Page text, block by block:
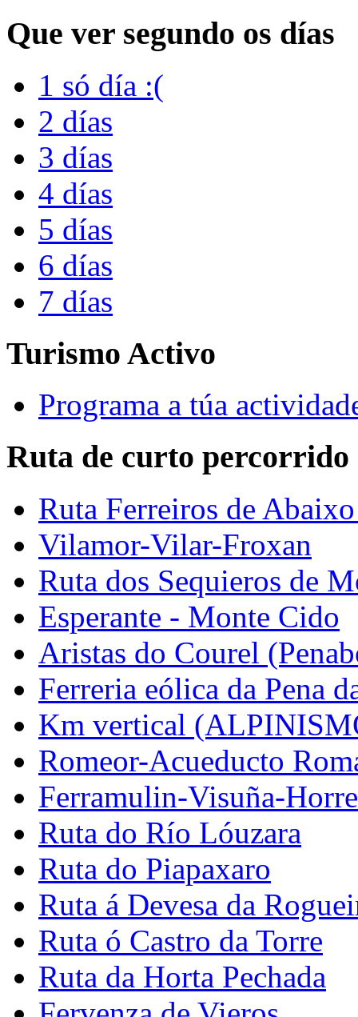
Que ver segundo os días
1 só día :(
2 días
3 días
4 días
5 días
6 días
7 días
Turismo Activo
Programa a túa
Ruta de curto percorrido
Ruta Ferreiros de
Vilamor-Vilar-Froxan
Ruta dos Sequieros de
Esperante - Monte Cido
Aristas do Courel
Ferreria eólica da Pena
Km vertical
Romeor-Acueducto
Ferramulin-Visuña-
Ruta do Río Lóuzara
Ruta do Piapaxaro
Ruta á Devesa da
Ruta ó Castro da Torre
Ruta da Horta Pechada